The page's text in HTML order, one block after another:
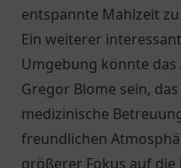
entspannte Mahlzeit
Ein weiterer
Umgebung könnte das
Gregor Blome sein,
medizinische
freundlichen
größerer Fokus auf die